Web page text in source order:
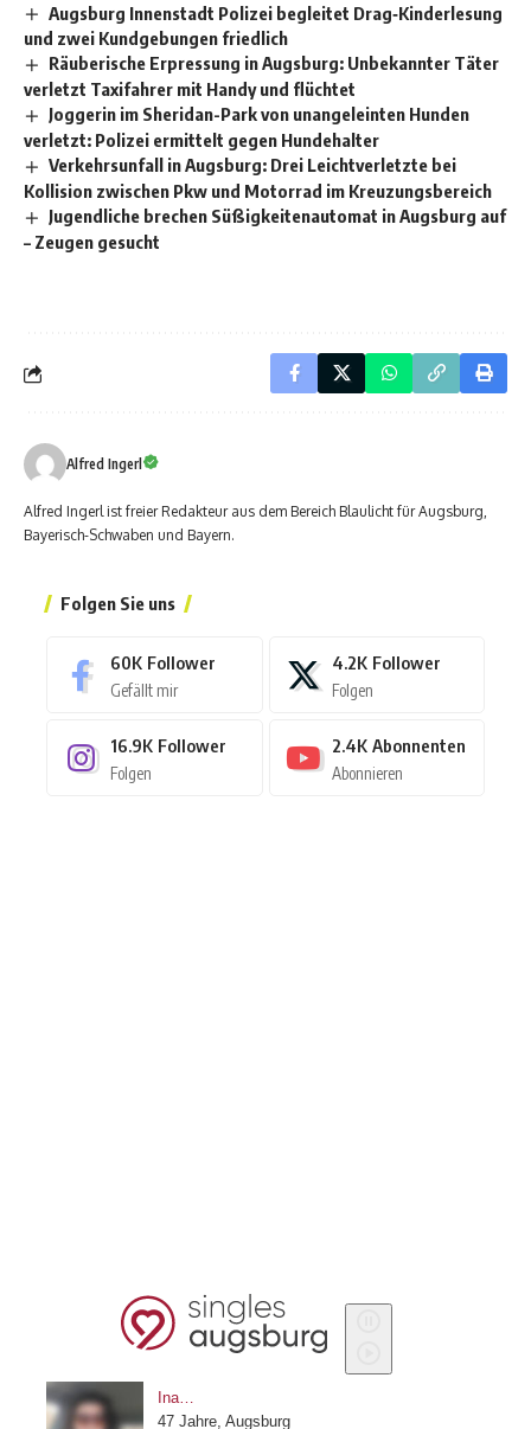
Augsburg Innenstadt Polizei begleitet Drag‑Kinderlesung
und zwei Kundgebungen friedlich
Räuberische Erpressung in Augsburg: Unbekannter Täter
verletzt Taxifahrer mit Handy und flüchtet
Joggerin im Sheridan-Park von unangeleinten Hunden
verletzt: Polizei ermittelt gegen Hundehalter
Verkehrsunfall in Augsburg: Drei Leichtverletzte bei
Kollision zwischen Pkw und Motorrad im Kreuzungsbereich
Jugendliche brechen Süßigkeitenautomat in Augsburg auf
– Zeugen gesucht
Alfred Ingerl
Alfred Ingerl ist freier Redakteur aus dem Bereich Blaulicht für Augsburg,
Bayerisch-Schwaben und Bayern.
Folgen Sie uns
60K Follower
Gefällt mir
4.2K Follower
Folgen
16.9K Follower
Folgen
2.4K Abonnenten
Abonnieren